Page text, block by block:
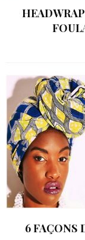
6 FAÇONS